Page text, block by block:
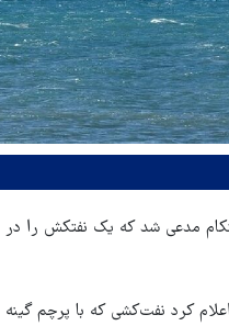
مدعی شد که یک نفتکش را
کرد نفت‌کشی که با پرچم